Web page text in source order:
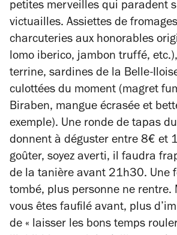
petites merveilles qui paradent
victuailles. Assiettes de
charcuteries aux honorables
lomo iberico, jambon truffé,
terrine, sardines de la Belle-
culottées du moment (magret
Biraben, mangue écrasée et
exemple). Une ronde de tapas
donnent à déguster entre 8€ et
goûter, soyez averti, il faudra
de la tanière avant 21h30. Une
tombé, plus personne ne rentre.
vous êtes faufilé avant, plus
de « laisser les bons temps